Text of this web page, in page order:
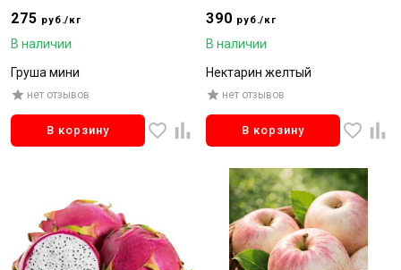
275 руб./кг
В наличии
Груша мини
нет отзывов
В корзину
390 руб./кг
В наличии
Нектарин желтый
нет отзывов
В корзину